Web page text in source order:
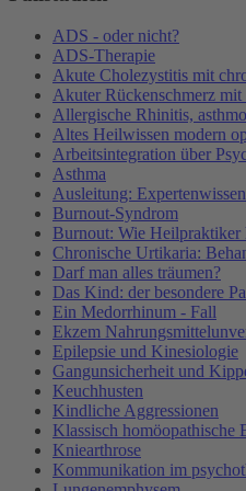
ADS - oder nicht?
ADS-Therapie
Akute Cholezystitis mit
Akuter Rückenschmerz mit
Allergische Rhinitis,
Altes Heilwissen modern
Arbeitsintegration über
Asthma
Ausleitung:
Burnout-Syndrom
Burnout: Wie Heilpraktiker
Chronische Urtikaria:
Darf man alles träumen?
Das Kind: der besondere
Ein Medorrhinum - Fall
Ekzem
Epilepsie und Kinesiologie
Gangunsicherheit und
Keuchhusten
Kindliche Aggressionen
Klassisch homöopathische
Kniearthrose
Kommunikation im